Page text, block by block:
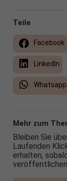
Teile
Facebook
LinkedIn
Whatsapp
Mehr zum
Bleiben Sie
Laufenden
erhalten,
veröffentlichen